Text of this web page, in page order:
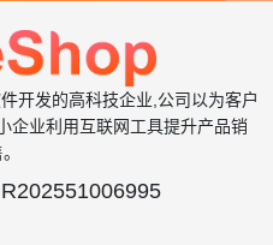
开发的高科技企业,公司以为客户
企业利用互联网工具提升产品销